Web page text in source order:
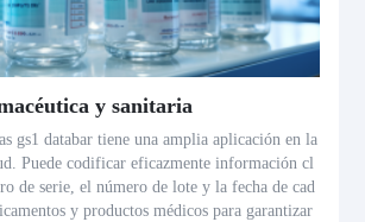
y sanitaria
gs1 databar tiene una amplia aplicación en la
Puede codificar eficazmente información cl
de serie, el número de lote y la fecha de cad
y productos médicos para garantizar